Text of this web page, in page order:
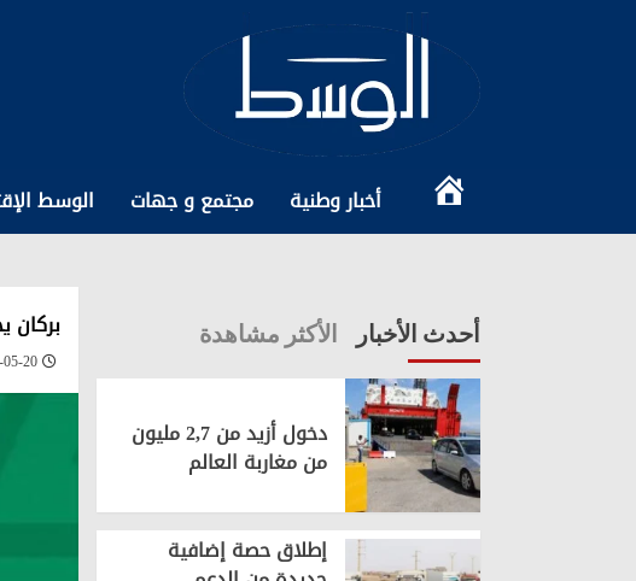
الرئيسية
أخبار وطنية مجتمع و جهات الوسط
بركان
20
أحدث الأخبار الأكثر مشاهدة
دخول أزيد من 2,7 مليون
من مغاربة العالم
إطلاق حصة إضافية